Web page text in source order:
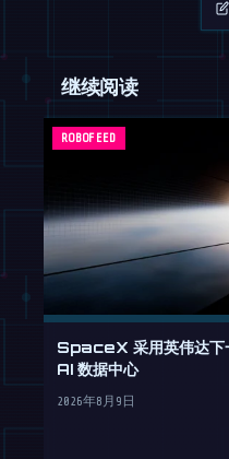
继续阅读
ROBOFEED
SpaceX 采用英伟达下
AI 数据中心
2026年8月9日